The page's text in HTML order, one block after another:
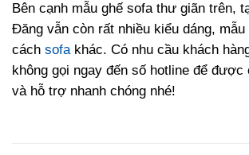
Bên cạnh mẫu ghế sofa thư giãn trên,
Đăng vẫn còn rất nhiều kiểu dáng, mẫu
cách sofakhác. Có nhu cầu khách
không gọi ngay đến số hotline để
và hỗ trợ nhanh chóng nhé!